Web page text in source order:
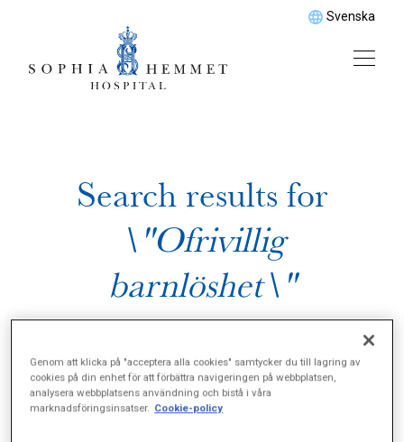
Svenska
Search results for
\"Ofrivillig
barnlöshet\"
Genom att klicka på "acceptera alla cookies" samtycker du till lagring av
cookies på din enhet för att förbättra navigeringen på webbplatsen,
analysera webbplatsens användning och bistå i våra
marknadsföringsinsatser. Cookie-policy